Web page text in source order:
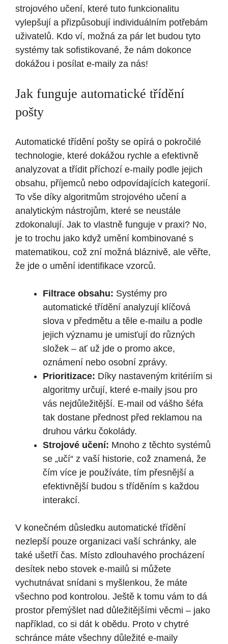
strojového učení, které tuto funkcionalitu
vylepšují a přizpůsobují individuálním potřebám
uživatelů. Kdo ví, možná za pár let budou tyto
systémy tak sofistikované, že nám dokonce
dokážou i posílat e-maily za nás!
Jak funguje automatické třídění
pošty
Automatické třídění pošty se opírá o pokročilé
technologie, které dokážou rychle a efektivně
analyzovat a třídit příchozí e-maily podle jejich
obsahu, příjemců nebo odpovídajících kategorií.
To vše díky algoritmům strojového učení a
analytickým nástrojům, které se neustále
zdokonalují. Jak to vlastně funguje v praxi? No,
je to trochu jako když umění kombinované s
matematikou, což zní možná bláznivě, ale věřte,
že jde o umění identifikace vzorců.
Filtrace obsahu: Systémy pro
automatické třídění analyzují klíčová
slova v předmětu a těle e-mailu a podle
jejich významu je umisťují do různých
složek – ať už jde o promo akce,
oznámení nebo osobní zprávy.
Prioritizace: Díky nastaveným kritériím si
algoritmy určují, které e-maily jsou pro
vás nejdůležitější. E-mail od vášho šéfa
tak dostane přednost před reklamou na
druhou várku čokolády.
Strojové učení: Mnoho z těchto systémů
se „učí“ z vaší historie, což znamená, že
čím více je používáte, tím přesnější a
efektivnější budou s tříděním s každou
interakcí.
V konečném důsledku automatické třídění
nezlepší pouze organizaci vaší schránky, ale
také ušetří čas. Místo zdlouhavého procházení
desítek nebo stovek e-mailů si můžete
vychutnávat snídani s myšlenkou, že máte
všechno pod kontrolou. Ještě k tomu vám to dá
prostor přemýšlet nad důležitějšími věcmi – jako
například, co si dát k obědu. Proto v chytré
schránce máte všechny důležité e-maily